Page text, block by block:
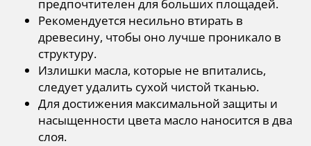
предпочтителен для больших площадей.
Рекомендуется несильно втирать в
древесину, чтобы оно лучше проникало в
структуру.
Излишки масла, которые не впитались,
следует удалить сухой чистой тканью.
Для достижения максимальной защиты и
насыщенности цвета масло наносится в два
слоя.